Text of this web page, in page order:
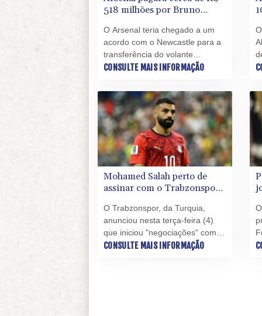
518 milhões por Bruno
O Arsenal teria chegado a um
acordo com o Newcastle para a
transferência do volante
brasileiro Bruno Guimarães por
R$ 518 milhões na cotação
atual), segundo informaram
vários veículos de imprensa
nesta quarta-feira (5).
CONSULTE MAIS INFORMAÇÃO
Mohamed Salah perto de
assinar com o Trabzonspor,
O Trabzonspor, da Turquia,
anunciou nesta terça-feira (4)
que iniciou "negociações" com o
atacante egípcio Mohamed
CONSULTE MAIS INFORMAÇÃO